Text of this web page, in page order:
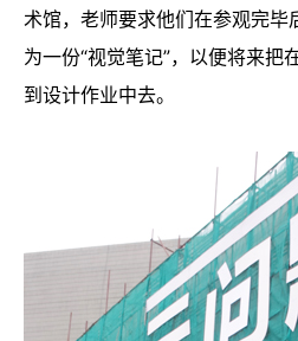
术馆，老师要求他们在参观完毕
为一份“视觉笔记”，以便将来把
到设计作业中去。